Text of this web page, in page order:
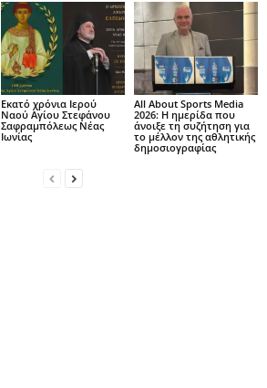
Εκατό χρόνια Ιερού
Ναού Αγίου Στεφάνου
Σαφραμπόλεως Νέας
Ιωνίας
All About Sports Media
2026: Η ημερίδα που
άνοιξε τη συζήτηση για
το μέλλον της αθλητικής
δημοσιογραφίας